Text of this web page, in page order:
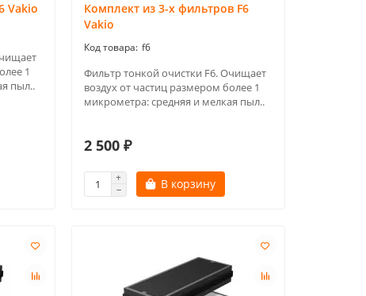
Vakio
1
пыл..
Комплект из 3-х фильтров F6
Vakio
f6
Фильтр тонкой очистки F6. Очищает
воздух от частиц размером более 1
микрометра: средняя и мелкая пыл..
2 500 ₽
В корзину